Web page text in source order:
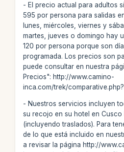
- El precio actual para adultos
595 por persona para salidas
lunes, miércoles, viernes y
martes, jueves o domingo hay
120 por persona porque son
programada. Los precios son
puede consultar en nuestra
Precios": http://www.camino-
inca.com/trek/
- Nuestros servicios incluyen
su recojo en su hotel en Cusco
(incluyendo traslados). Para
de lo que está incluido en
a revisar la página http://